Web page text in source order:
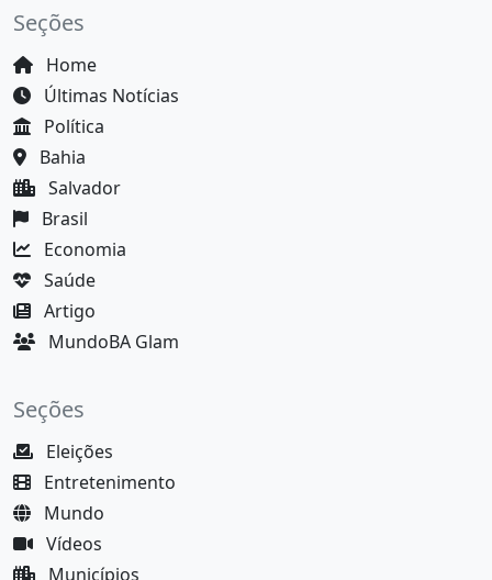
Seções
Home
Últimas Notícias
Política
Bahia
Salvador
Brasil
Economia
Saúde
Artigo
MundoBA Glam
Seções
Eleições
Entretenimento
Mundo
Vídeos
Municípios